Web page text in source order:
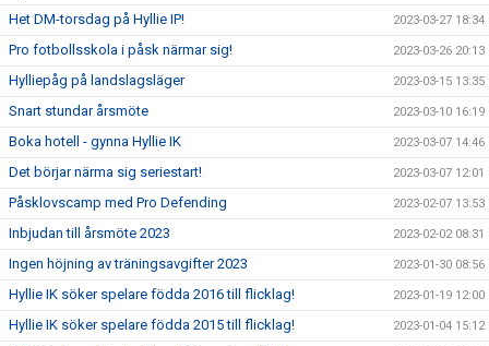
Het DM-torsdag på Hyllie IP! 2023-03-27 18:34
Pro fotbollsskola i påsk närmar sig! 2023-03-26 20:13
Hylliepåg på landslagsläger 2023-03-15 13:35
Snart stundar årsmöte 2023-03-10 16:19
Boka hotell - gynna Hyllie IK 2023-03-07 14:46
Det börjar närma sig seriestart! 2023-03-07 12:01
Påsklovscamp med Pro Defending 2023-02-07 13:53
Inbjudan till årsmöte 2023 2023-02-02 08:31
Ingen höjning av träningsavgifter 2023 2023-01-30 08:56
Hyllie IK söker spelare födda 2016 till flicklag! 2023-01-19 12:00
Hyllie IK söker spelare födda 2015 till flicklag! 2023-01-04 15:12